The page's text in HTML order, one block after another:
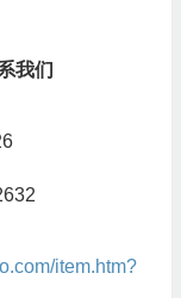
我们
item.htm?